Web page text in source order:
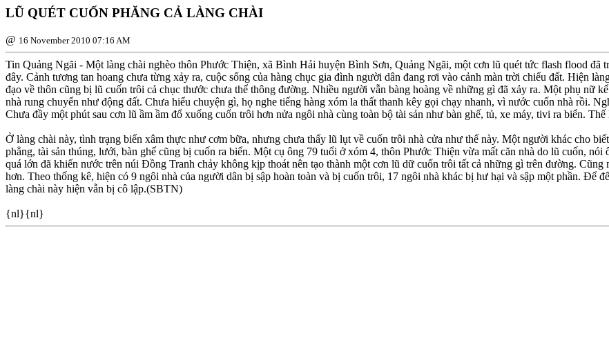
LŨ QUÉT CUỐN PHĂNG CẢ LÀNG CHÀI
@ 16 November 2010 07:16 AM
Tin Quảng Ngãi - Một làng chài nghèo thôn Phước Thiện, xã Bình Hải huyện Bình Sơn, Quảng Ngãi, một cơn lũ quét tức flash flood đã
đây. Cảnh tương tan hoang chưa từng xảy ra, cuộc sống của hàng chục gia đình người dân đang rơi vào cảnh màn trời chiếu đất. Hiện
đạo về thôn cũng bị lũ cuốn trôi cả chục thước chưa thể thông đường. Nhiều người vẫn bàng hoàng về những gì đã xảy ra. Một phụ nữ
nhà rung chuyển như động đất. Chưa hiểu chuyện gì, họ nghe tiếng hàng xóm la thất thanh kêy gọi chạy nhanh, vì nước cuốn nhà rồi.
Chưa đầy một phút sau cơn lũ ầm ầm đổ xuống cuốn trôi hơn nửa ngôi nhà cùng toàn bộ tài sản như bàn ghế, tủ, xe máy, tivi ra biển.
Ở làng chài này, tình trạng biển xâm thực như cơm bữa, nhưng chưa thấy lũ lụt về cuốn trôi nhà cửa như thế này. Một người khác cho
phẳng, tài sản thúng, lưới, bàn ghế cũng bị cuốn ra biển. Một cụ ông 79 tuổi ở xóm 4, thôn Phước Thiện vừa mất căn nhà do lũ cuốn,
quá lớn đã khiến nước trên núi Ðồng Tranh chảy không kịp thoát nên tạo thành một cơn lũ dữ cuốn trôi tất cả những gì trên đường.
hơn. Theo thống kê, hiện có 9 ngôi nhà của người dân bị sập hoàn toàn và bị cuốn trôi, 17 ngôi nhà khác bị hư hại và sập một phần. Ðể
làng chài này hiện vẫn bị cô lập.(SBTN)
{nl}{nl}